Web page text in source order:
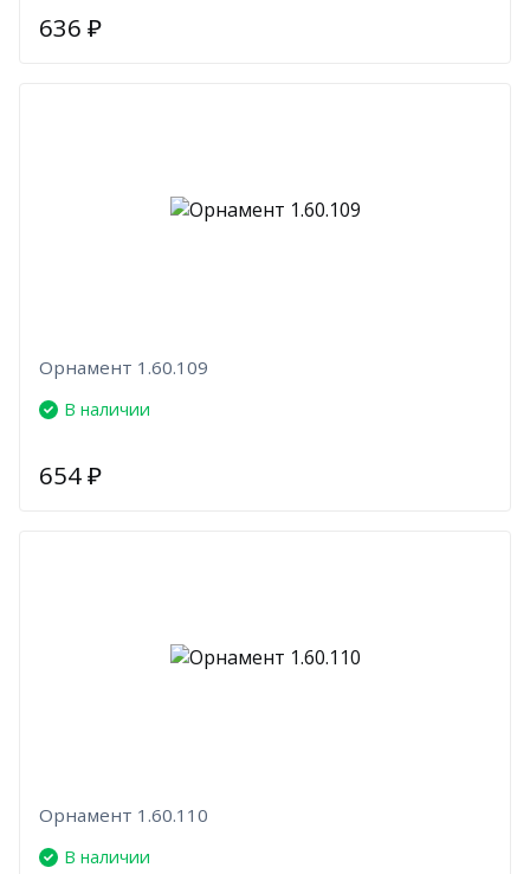
636 ₽
Орнамент 1.60.109
В наличии
654₽
Орнамент 1.60.110
В наличии